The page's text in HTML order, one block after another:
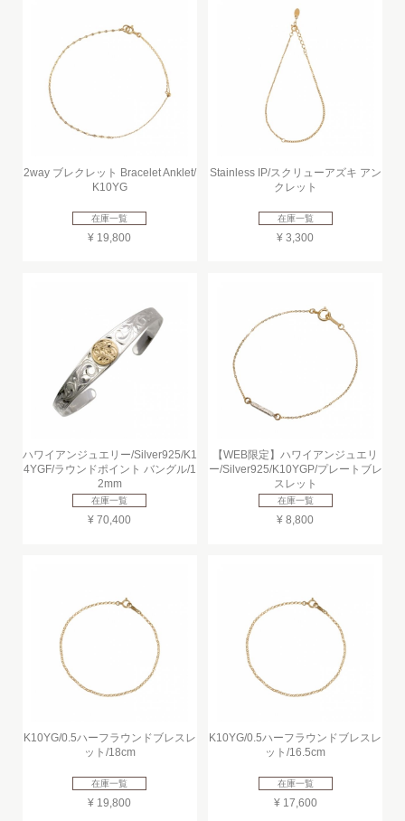
2way ブレクレット Bracelet Anklet/
K10YG
在庫一覧
¥ 19,800
Stainless IP/スクリューアズキ アン
クレット
在庫一覧
¥ 3,300
ハワイアンジュエリー/Silver925/K1
4YGF/ラウンドポイント バングル/1
2mm
在庫一覧
¥ 70,400
【WEB限定】ハワイアンジュエリ
ー/Silver925/K10YGP/プレートブレ
スレット
在庫一覧
¥ 8,800
K10YG/0.5ハーフラウンドブレスレ
ット/18cm
在庫一覧
¥ 19,800
K10YG/0.5ハーフラウンドブレスレ
ット/16.5cm
在庫一覧
¥ 17,600